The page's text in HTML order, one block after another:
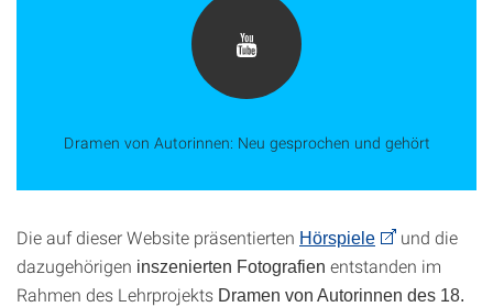
Dramen von Autorinnen: Neu gesprochen und gehört
Die auf dieser Website präsentierten Hörspiele
und die
dazugehörigen inszenierten Fotografien entstanden im
Rahmen des Lehrprojekts Dramen von Autorinnen des 18.